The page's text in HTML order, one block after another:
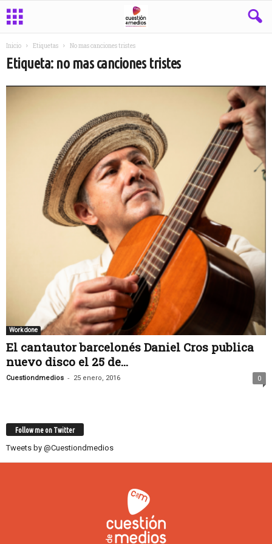
Inicio Etiquetas No mas canciones tristes
Etiqueta: no mas canciones tristes
Work done
El cantautor barcelonés Daniel Cros publica
nuevo disco el 25 de...
Cuestiondmedios - 25 enero, 2016 0
Follow me on Twitter
Tweets by @Cuestiondmedios